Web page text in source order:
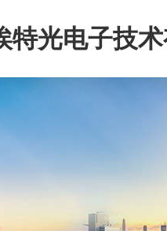
特光电子技